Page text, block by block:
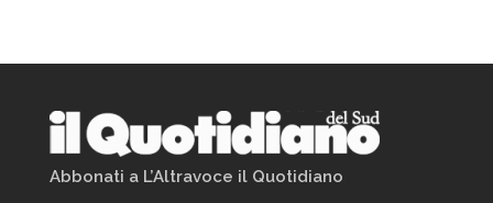
Abbonati a L’Altravoce il Quotidiano